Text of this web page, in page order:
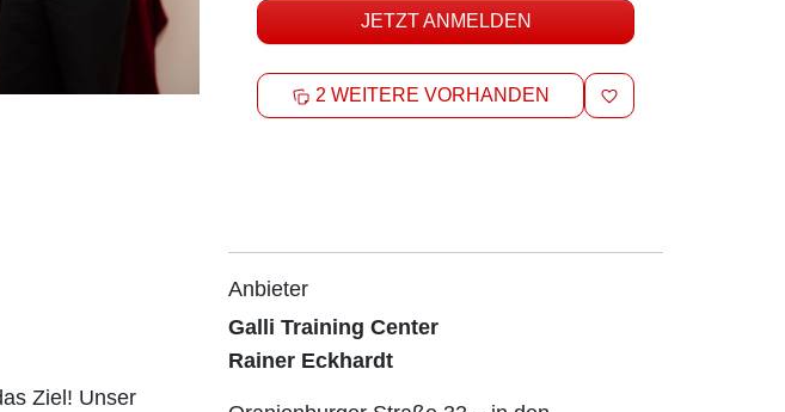
JETZT ANMELDEN
2 WEITERE VORHANDEN MERKEN
Ziel! Unser
Anbieter
Galli Training Center
Rainer Eckhardt